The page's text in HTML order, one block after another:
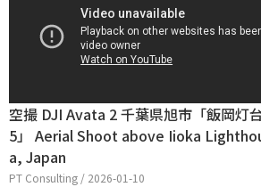
空撮 DJI Avata 2 千葉県旭市「飯岡灯
5」 Aerial Shoot above Iioka
a, Japan
PT Consulting / 2026-01-10